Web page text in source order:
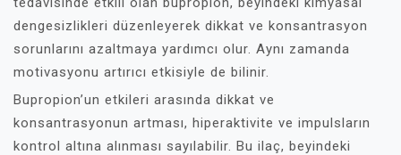
dengesizlikleri düzenleyerek dikkat ve konsantrasyon
sorunlarını azaltmaya yardımcı olur. Aynı zamanda
motivasyonu artırıcı etkisiyle de bilinir.
Bupropion’un etkileri arasında dikkat ve
konsantrasyonun artması, hiperaktivite ve impulsların
kontrol altına alınması sayılabilir. Bu ilaç, beyindeki